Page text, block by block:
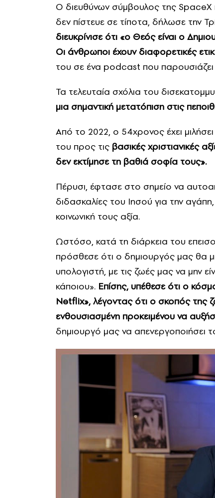
Ο διευθύνων σύμβουλος της SpaceX
δεν πίστευε σε τίποτα, δήλωσε την
διευκρίνισε ότι «ο Θεός είναι ο
Οι άνθρωποι έχουν διαφορετικές
του σε ένα podcast που
Τα τελευταία σχόλια του
μια σημαντική μετατόπιση στις
Από το 2022, ο 54χρονος έχει
του προς τις βασικές χριστιανικές
δεν εκτίμησε τη βαθιά σοφία τους».
Πέρυσι, έφτασε στο σημείο να
διδασκαλίες του Ιησού για την
κοινωνική τους αξία.
Ωστόσο, κατά τη διάρκεια του
πρόσθεσε ότι ο δημιουργός μας θα
υπολογιστή, με τις ζωές μας να μην
κάποιου». Επίσης, υπέθεσε ότι ο
Netflix», λέγοντας ότι ο σκοπός
ενθουσιασμένη προκειμένου να
δημιουργό μας να απενεργοποιήσει